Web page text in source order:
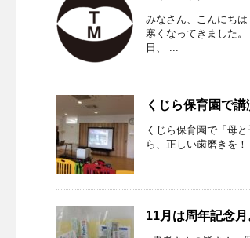
みなさん、こんにち
寒くなってきました
日、 ...
くじら保育園で
くじら保育園で「母
ら、正しい歯磨きを
11月は周年記念